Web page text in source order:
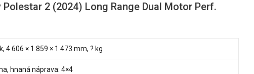
2 (2024) Long Range Dual Motor Perf.
4 606 × 1 859 × 1 473 mm, ? kg
hnaná náprava: 4×4